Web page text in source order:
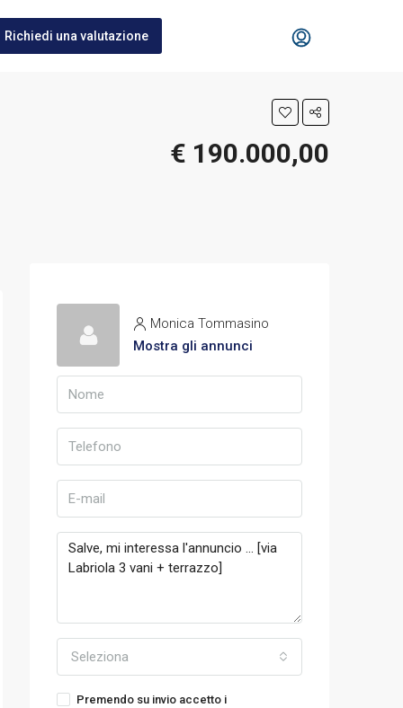
Richiedi una valutazione
€ 190.000,00
Monica Tommasino
Mostra gli annunci
Seleziona
Premendo su invio accetto i